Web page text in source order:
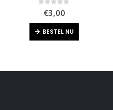
out of 5
€3,00
BESTEL NU